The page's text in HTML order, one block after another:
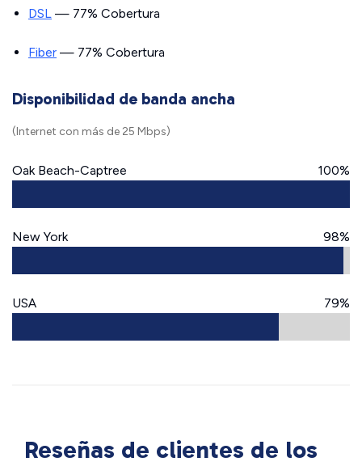
DSL — 77% Cobertura
Fiber — 77% Cobertura
Disponibilidad de banda ancha
(Internet con más de 25 Mbps)
Oak Beach-Captree 100%
New York 98%
USA 79%
Reseñas de clientes de los